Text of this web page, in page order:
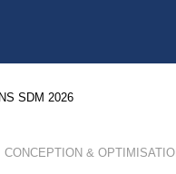
SDM 2026
CONCEPTION &